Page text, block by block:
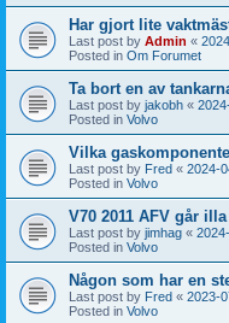
Har gjort lite
Last post by Admin «
Posted in Om Forumet
Ta bort en av
Last post by jakobh «
Posted in Volvo
Vilka
Last post by Fred « 2024-
Posted in Volvo
V70 2011 AFV går
Last post by jimhag «
Posted in Volvo
Någon som har en
Last post by Fred « 2023-
Posted in Volvo